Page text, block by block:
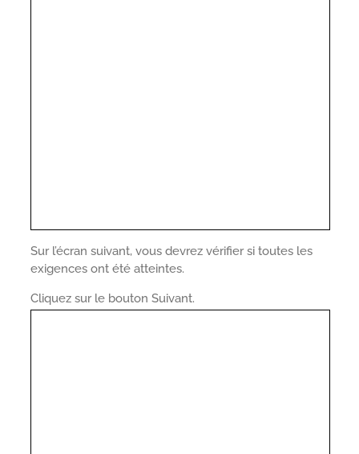
Sur l’écran suivant, vous devrez vérifier si toutes les
exigences ont été atteintes.
Cliquez sur le bouton Suivant.